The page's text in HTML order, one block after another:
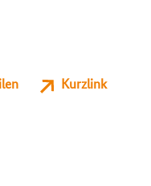
Kurzlink